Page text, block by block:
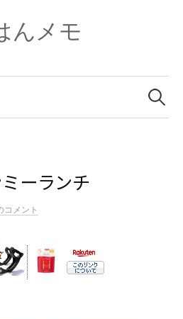
んメモ
索:
ーランチ
コメント